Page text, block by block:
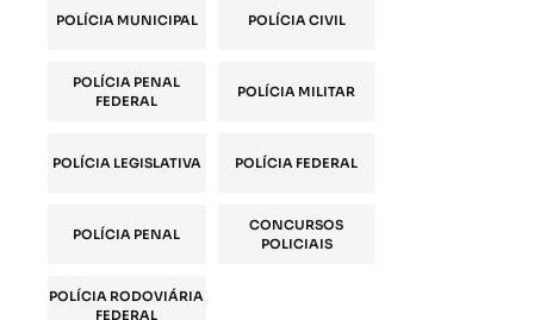
POLÍCIA MUNICIPAL POLÍCIA CIVIL
POLÍCIA PENAL
FEDERAL
POLÍCIA MILITAR
POLÍCIA LEGISLATIVA POLÍCIA FEDERAL
POLÍCIA PENAL
CONCURSOS
POLICIAIS
POLÍCIA RODOVIÁRIA
FEDERAL